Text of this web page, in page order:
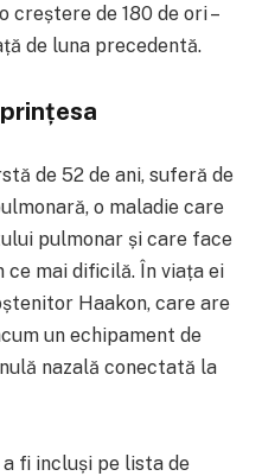
creștere de 180 de ori –
de luna precedentă.
de 52 de ani, suferă de
o maladie care
pulmonar și care face
ce mai dificilă. În viața ei
Haakon, care are
un echipament de
nazală conectată la
fi incluși pe lista de